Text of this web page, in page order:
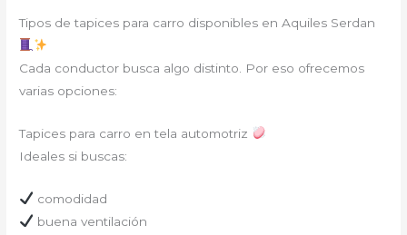
Tipos de tapices para carro disponibles en Aquiles Serdan
Cada conductor busca algo distinto. Por eso ofrecemos
varias opciones:
Tapices para carro en tela automotriz
Ideales si buscas:
comodidad
buena ventilación